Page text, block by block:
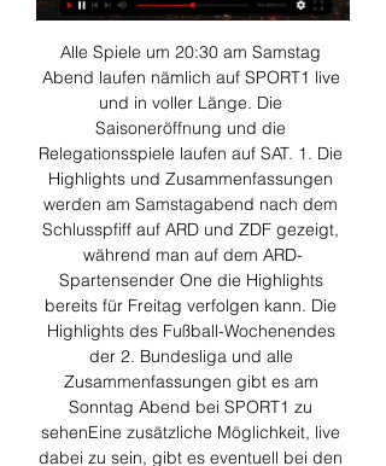
Alle Spiele um 20:30 am Samstag
Abend laufen nämlich auf SPORT1 live
und in voller Länge. Die
Saisoneröffnung und die
Relegationsspiele laufen auf SAT. 1. Die
Highlights und Zusammenfassungen
werden am Samstagabend nach dem
Schlusspfiff auf ARD und ZDF gezeigt,
während man auf dem ARD-
Spartensender One die Highlights
bereits für Freitag verfolgen kann. Die
Highlights des Fußball-Wochenendes
der 2. Bundesliga und alle
Zusammenfassungen gibt es am
Sonntag Abend bei SPORT1 zu
sehenEine zusätzliche Möglichkeit, live
dabei zu sein, gibt es eventuell bei den